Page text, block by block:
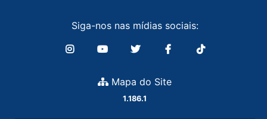
Siga-nos nas mídias sociais:
Mapa do Site
1.186.1